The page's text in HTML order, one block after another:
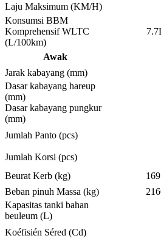
Laju Maksimum (KM/H)
Konsumsi BBM
Komprehensif WLTC
(L/100km)
Awak
Jarak kabayang (mm)
Dasar kabayang hareup
(mm)
Dasar kabayang pungkur
(mm)
Jumlah Panto (pcs)
Jumlah Korsi (pcs)
Beurat Kerb (kg)
Beban pinuh Massa (kg)
Kapasitas tanki bahan
beuleum (L)
Koéfisién Séred (Cd)